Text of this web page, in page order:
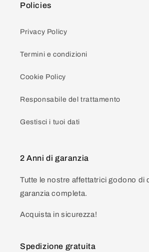
Policies
Privacy Policy
Termini e condizioni
Cookie Policy
Responsabile del trattamento
Gestisci i tuoi dati
2 Anni di garanzia
Tutte le nostre affettatrici godono di
garanzia completa.
Acquista in sicurezza!
Spedizione gratuita